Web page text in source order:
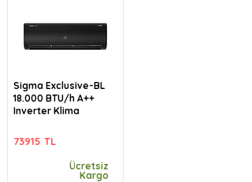
Sigma Exclusive-BL
18.000 BTU/h A++
Inverter Klima
73915 TL
Ücretsiz
Kargo